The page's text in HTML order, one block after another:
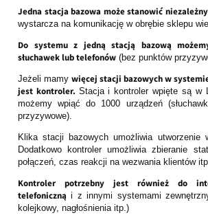
Jedna stacja bazowa może stanowić
wystarcza na komunikację w obrębie sklepu
Do systemu z jedną stacją bazową
słuchawek lub telefonów (bez punktów
Jeżeli mamy więcej stacji bazowych w
jest kontroler. Stacja i kontroler wpięte są w
możemy wpiąć do 1000 urządzeń
przyzywowe).
Klika stacji bazowych umożliwia utworzenie
Dodatkowo kontroler umożliwia zbieranie
połączeń, czas reakcji na wezwania klientów
Kontroler potrzebny jest również do
telefoniczną i z innymi systemami
kolejkowy, nagłośnienia itp.)